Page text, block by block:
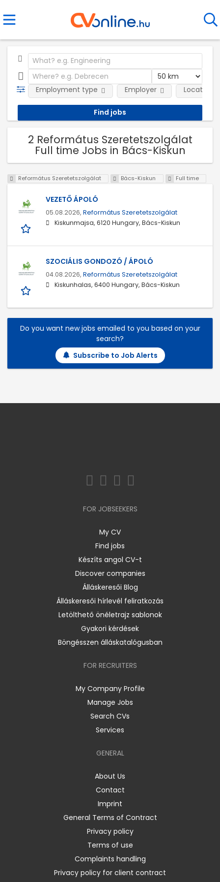
Employment type Employer Location
2 Református Szeretetszolgálat
Full time Jobs in Bács-Kiskun
Református Szeretetszolgálat Bács-Kiskun Full time
VEZETŐ ÁPOLÓ
05.08.2026, Református Szeretetszolgálat
Kiskunmajsa, 6120 Hungary, Bács-Kiskun
SZOCIÁLIS GONDOZÓ / ÁPOLÓ
04.08.2026, Református Szeretetszolgálat
Kiskunhalas, 6400 Hungary, Bács-Kiskun
Do you want new jobs emailed to you based on your
search?
Subscribe to Job Alerts
FOR JOBSEEKERS
My CV
Find jobs
Készíts angol CV-t
Discover companies
Álláskeresői Blog
Álláskeresői hírlevél feliratkozás
Letölthető önéletrajz sablonok
Gyakori kérdések
Böngésszen álláskatalógusban
FOR RECRUITERS
My Company Profile
Manage Jobs
Search CVs
Services
GENERAL
About Us
Contact
Imprint
General Terms of Contract
Privacy policy
Terms of use
Complaints handling
Privacy policy for client contract